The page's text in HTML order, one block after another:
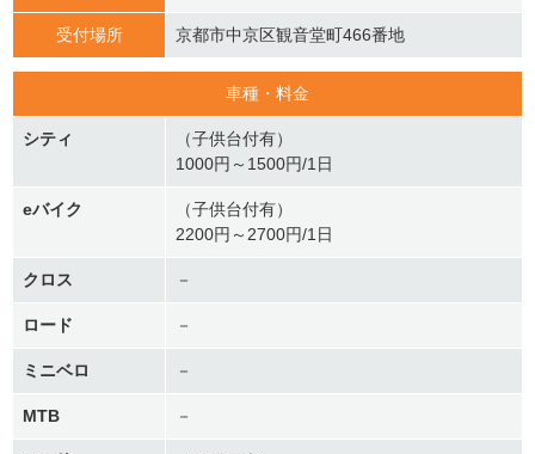
受付場所 京都市中京区観音堂町466番地
車種・料金
シティ
（子供台付有）
1000円～1500円/1日
eバイク
（子供台付有）
2200円～2700円/1日
クロス －
ロード －
ミニベロ －
MTB －